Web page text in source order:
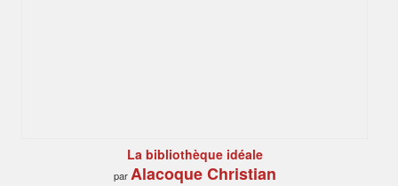
La bibliothèque idéale
parAlacoque Christian